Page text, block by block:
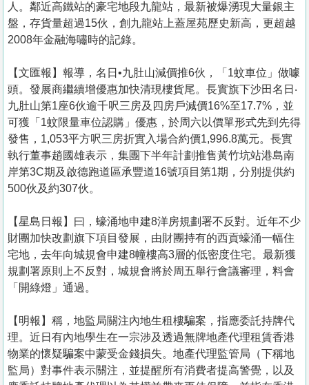
人。鄰近高鐵站的豪宅地段九龍站，最新被爆湧現大量銀主
盤，存貨量超過15伙，創九龍站上蓋屋苑歷史新高，更超越
2008年金融海嘯時的記錄。
【文匯報】報導，名日•九肚山減價推6伙，「1蚊車位」做噱
頭。發展商繼續增優惠加快清現樓貨尾。長實旗下沙田名日‧
九肚山第1座6伙逾千呎三房及四房戶減價16%至17.7%，並
可獲「1蚊限量車位認購」優惠，於周六以價單形式先到先得
發售，1,053平方呎三房折實入場合約價1,996.8萬元。長實
執行董事趙國雄表示，集團下半年計劃推售黃竹坑站港島南
岸第3C期及啟德跑道區承豐道16號項目第1期，分別提供約
500伙及約307伙。
【星島日報】曰，蠔涌地申建8洋房規劃署不反對。近年不少
財團加快改劃旗下項目發展，由財團持有的西貢蠔涌一幅住
宅地，去年向城規會申建8幢樓高3層的低密度住宅。最新獲
規劃署原則上不反對，城規會將於周五舉行會議審理，料會
「開綠燈」通過。
【明報】稱，地監局關注內地生租樓騙案，指應委託持牌代
理。近日有內地學生在一宗涉及透過無牌地產代理租賃香港
物業的懷疑騙案中蒙受金錢損失。地產代理監管局（下稱地
監局）對事件表示關注，並提醒所有消費者提高警覺，以及